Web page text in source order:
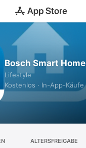
Bosch Smart Home
Lifestyle
Kostenlos · In-App-Käufe
ALTERSFREIGABE